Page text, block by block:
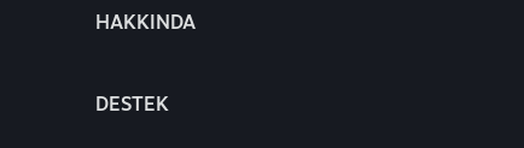
HAKKINDA
DESTEK